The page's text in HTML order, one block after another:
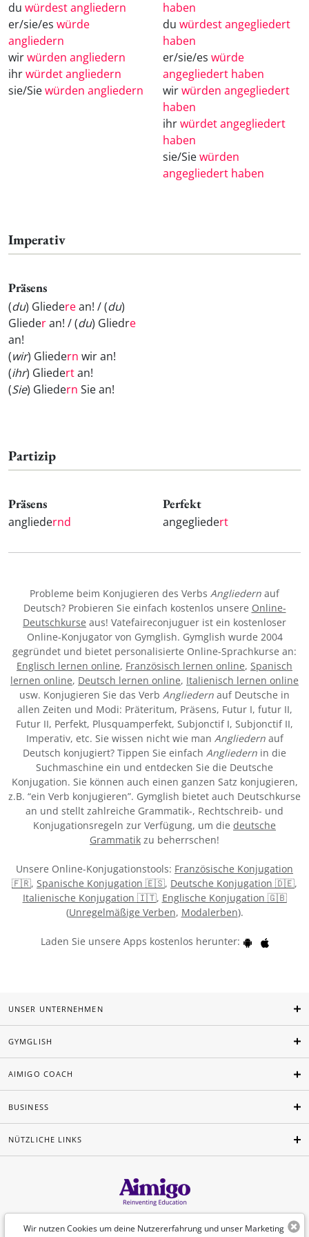
du würdest angliedern
er/sie/es würde
angliedern
wirwürden angliedern
ihrwürdet angliedern
sie/Siewürden angliedern
haben
du würdest angegliedert
haben
er/sie/es würde
angegliedert haben
wirwürden angegliedert
haben
ihrwürdet angegliedert
haben
sie/Siewürden
angegliedert haben
Imperativ
Präsens
(du) Gliederean! / (du)
Gliederan! / (du) Gliedre
an!
(wir) Gliedern wir an!
(ihr) Gliedertan!
(Sie) Gliedern Sie an!
Partizip
Präsens
angliedernd
Perfekt
angegliedert
Probleme beim Konjugieren des Verbs Angliedern auf
Deutsch? Probieren Sie einfach kostenlos unsere Online-
Deutschkurse aus! Vatefaireconjuguer ist ein kostenloser
Online-Konjugator von Gymglish. Gymglish wurde 2004
gegründet und bietet personalisierte Online-Sprachkurse an:
Englisch lernen online, Französisch lernen online, Spanisch
lernen online, Deutsch lernen online, Italienisch lernen online
usw. Konjugieren Sie das Verb Angliedern auf Deutsche in
allen Zeiten und Modi: Präteritum, Präsens, Futur I, futur II,
Futur II, Perfekt, Plusquamperfekt, Subjonctif I, Subjonctif II,
Imperativ, etc. Sie wissen nicht wie man Angliedernauf
Deutsch konjugiert? Tippen Sie einfach Angliedern in die
Suchmaschine ein und entdecken Sie die Deutsche
Konjugation. Sie können auch einen ganzen Satz konjugieren,
z.B. “ein Verb konjugieren”. Gymglish bietet auch Deutschkurse
an und stellt zahlreiche Grammatik-, Rechtschreib- und
Konjugationsregeln zur Verfügung, um die deutsche
Grammatik zu beherrschen!
Unsere Online-Konjugationstools: Französische Konjugation
🇫🇷, Spanische Konjugation 🇪🇸, Deutsche Konjugation 🇩🇪,
Italienische Konjugation 🇮🇹, Englische Konjugation 🇬🇧
(Unregelmäßige Verben, Modalerben).
Laden Sie unsere Apps kostenlos herunter:
Wir nutzen Cookies um deine Nutzererfahrung und unser Marketing
UNSER UNTERNEHMEN
GYMGLISH
AIMIGO COACH
BUSINESS
NÜTZLICHE LINKS
Deutsch